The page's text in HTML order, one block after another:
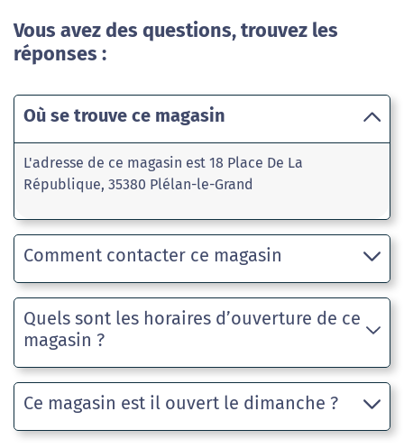
Vous avez des questions, trouvez les
réponses :
Où se trouve ce magasin
L'adresse de ce magasin est 18 Place De La
République, 35380 Plélan-le-Grand
Comment contacter ce magasin
Quels sont les horaires d’ouverture de ce
magasin ?
Ce magasin est il ouvert le dimanche ?